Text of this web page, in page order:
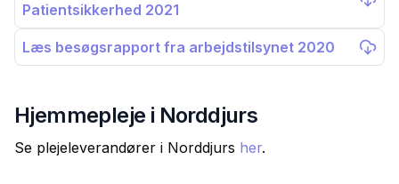
Patientsikkerhed 2021
Læs besøgsrapport fra arbejdstilsynet 2020
Hjemmepleje i Norddjurs
Se plejeleverandører i Norddjurs her.